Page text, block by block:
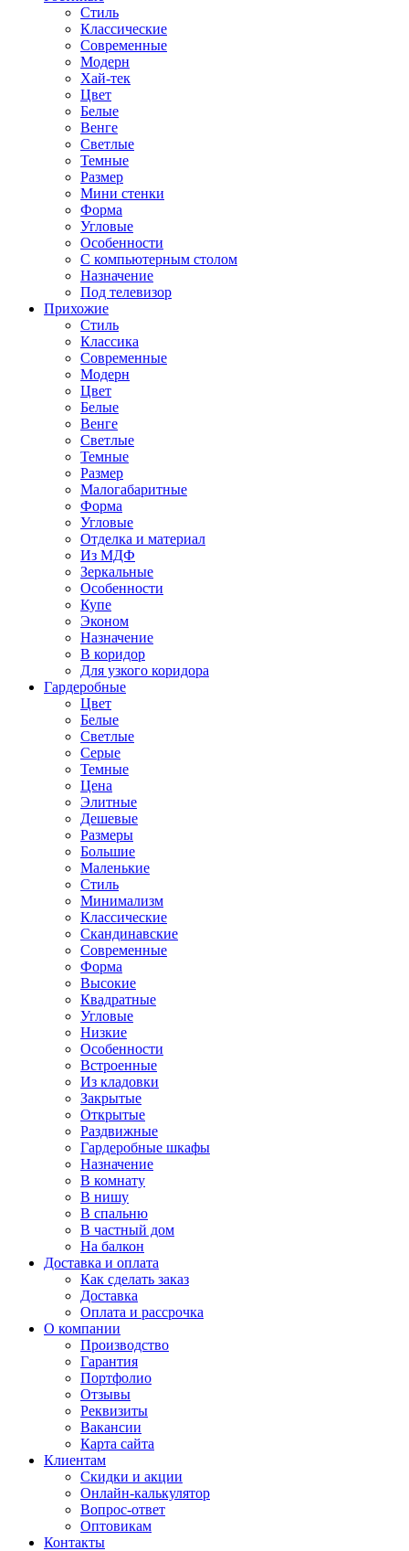
Стиль
Классические
Современные
Модерн
Хай-тек
Цвет
Белые
Венге
Светлые
Темные
Размер
Мини стенки
Форма
Угловые
Особенности
С компьютерным столом
Назначение
Под телевизор
Прихожие
Стиль
Классика
Современные
Модерн
Цвет
Белые
Венге
Светлые
Темные
Размер
Малогабаритные
Форма
Угловые
Отделка и материал
Из МДФ
Зеркальные
Особенности
Купе
Эконом
Назначение
В коридор
Для узкого коридора
Гардеробные
Цвет
Белые
Светлые
Серые
Темные
Цена
Элитные
Дешевые
Размеры
Большие
Маленькие
Стиль
Минимализм
Классические
Скандинавские
Современные
Форма
Высокие
Квадратные
Угловые
Низкие
Особенности
Встроенные
Из кладовки
Закрытые
Открытые
Раздвижные
Гардеробные шкафы
Назначение
В комнату
В нишу
В спальню
В частный дом
На балкон
Доставка и оплата
Как сделать заказ
Доставка
Оплата и рассрочка
О компании
Производство
Гарантия
Портфолио
Отзывы
Реквизиты
Вакансии
Карта сайта
Клиентам
Скидки и акции
Онлайн-калькулятор
Вопрос-ответ
Оптовикам
Контакты